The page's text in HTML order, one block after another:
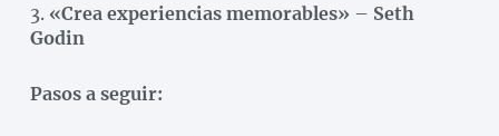
3. «Crea experiencias memorables» – Seth
Godin
Pasos a seguir: